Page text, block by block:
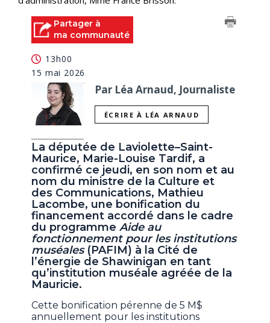
Partager à
ma communauté
13h00
15 mai 2026
Par Léa Arnaud, Journaliste
ÉCRIRE À LÉA ARNAUD
La députée de Laviolette–Saint-
Maurice, Marie-Louise Tardif, a
confirmé ce jeudi, en son nom et au
nom du ministre de la Culture et
des Communications, Mathieu
Lacombe, une bonification du
financement accordé dans le cadre
du programme Aide au
fonctionnement pour les institutions
muséales (PAFIM) à la Cité de
l’énergie de Shawinigan en tant
qu’institution muséale agréée de la
Mauricie.
Cette bonification pérenne de 5 M$
annuellement pour les institutions